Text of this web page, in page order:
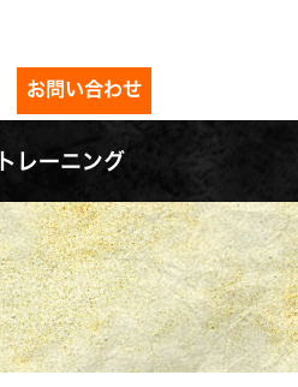
お問い合わせ
レーニング